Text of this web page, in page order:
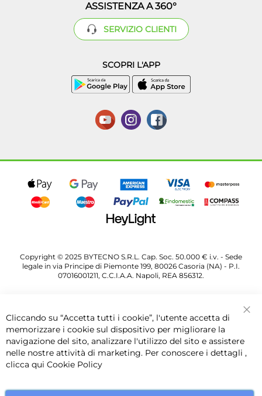
ASSISTENZA A 360°
SERVIZIO CLIENTI
SCOPRI L'APP
Copyright © 2025 BYTECNO S.R.L. Cap. Soc. 50.000 € i.v. - Sede
legale in via Principe di Piemonte 199, 80026 Casoria (NA) - P.I.
07016001211, C.C.I.A.A. Napoli, REA 856312.
Cliccando su “Accetta tutti i cookie”, l'utente accetta di
memorizzare i cookie sul dispositivo per migliorare la
navigazione del sito, analizzare l'utilizzo del sito e assistere
nelle nostre attività di marketing. Per conoscere i dettagli ,
clicca qui Cookie Policy